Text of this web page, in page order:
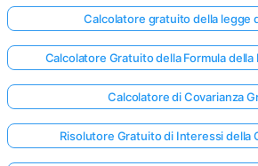
Calcolatore gratuito della legge
Calcolatore Gratuito della Formula
Calcolatore di Covarianza
Risolutore Gratuito di Interessi della